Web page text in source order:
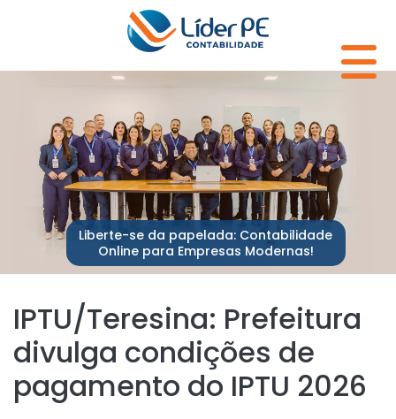
Liberte-se da papelada: Contabilidade
Online para Empresas Modernas!
IPTU/Teresina: Prefeitura
divulga condições de
pagamento do IPTU 2026